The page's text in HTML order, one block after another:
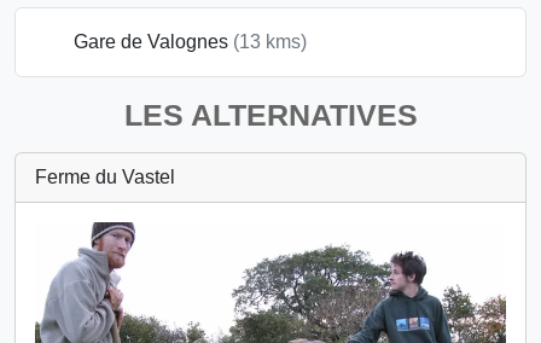
Gare de Valognes (13 kms)
LES ALTERNATIVES
Ferme du Vastel